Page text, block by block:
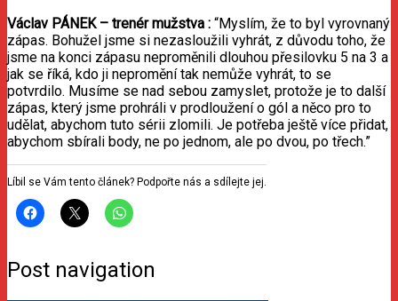
Václav PÁNEK – trenér mužstva : “Myslím, že to byl vyrovnaný
zápas. Bohužel jsme si nezasloužili vyhrát, z důvodu toho, že
jsme na konci zápasu neproměnili dlouhou přesilovku 5 na 3 a
jak se říká, kdo ji nepromění tak nemůže vyhrát, to se
potvrdilo. Musíme se nad sebou zamyslet, protože je to další
zápas, který jsme prohráli v prodloužení o gól a něco pro to
udělat, abychom tuto sérii zlomili. Je potřeba ještě více přidat,
abychom sbírali body, ne po jednom, ale po dvou, po třech.”
Líbil se Vám tento článek? Podpořte nás a sdílejte jej.
Post navigation